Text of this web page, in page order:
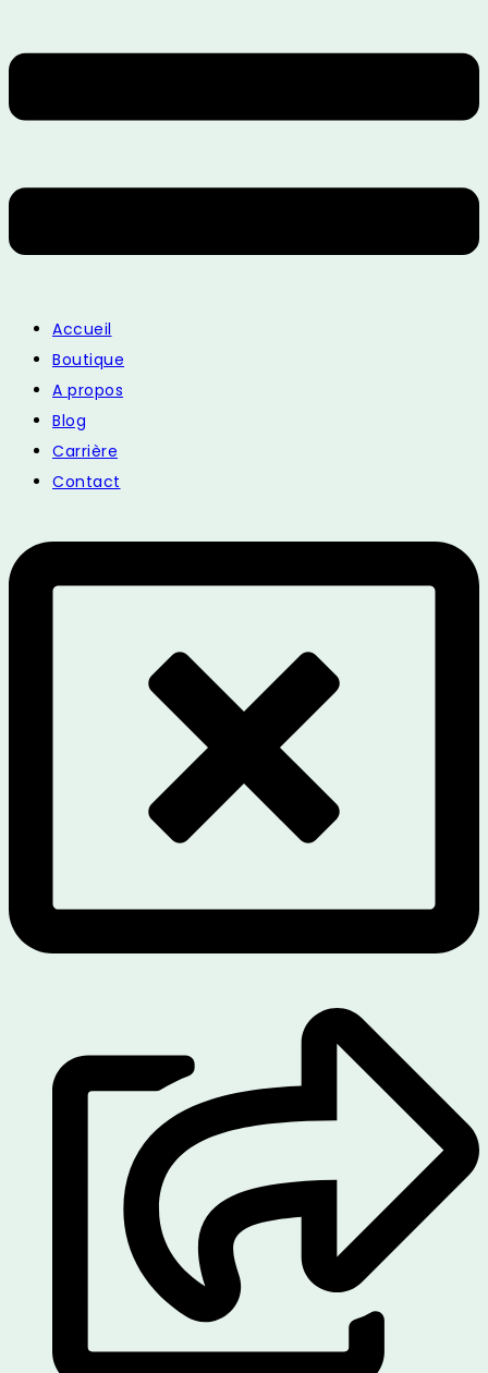
Accueil
Boutique
A propos
Blog
Carrière
Contact